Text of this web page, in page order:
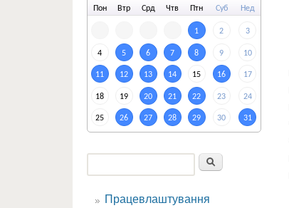
Пон Втр Срд Чтв Птн Суб Нед
1 2 3
4 5 6 7 8 9 10
11 12 13 14 15 16 17
18 19 20 21 22 23 24
25 26 27 28 29 30 31
Пошукова форма
Працевлаштування